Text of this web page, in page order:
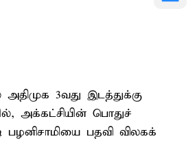
3வது இடத்துக்கு
அக்கட்சியின் பொதுச்
பழனிசாமியை பதவி விலகக்